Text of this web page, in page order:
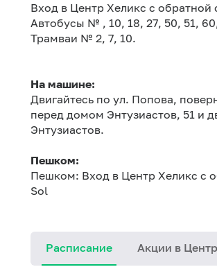
Вход в Центр Хеликс с
Автобусы № , 10, 18, 27, 50, 51,
Трамваи № 2, 7, 10.
На машине:
Двигайтесь по ул. Попова,
перед домом Энтузиастов, 51 и
Энтузиастов.
Пешком:
Пешком: Вход в Центр Хеликс с
Sol
Расписание Акции в